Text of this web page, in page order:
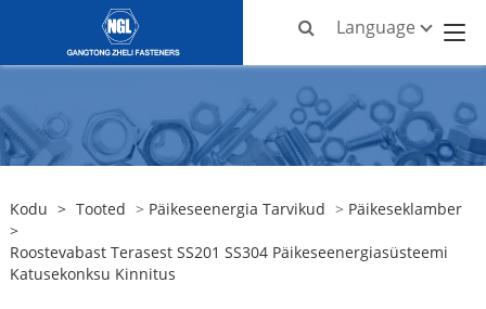
Language
Kodu > Tooted > Päikeseenergia Tarvikud > Päikeseklamber
>
Roostevabast Terasest SS201 SS304 Päikeseenergiasüsteemi
Katusekonksu Kinnitus